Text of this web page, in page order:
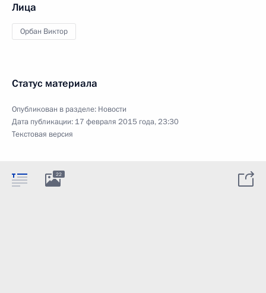
Лица
Орбан Виктор
Статус материала
Опубликован в разделе: Новости
Дата публикации: 17 февраля 2015 года, 23:30
Текстовая версия
22